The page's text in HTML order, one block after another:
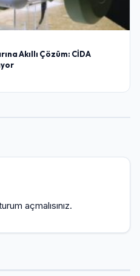
Akıllı Çözüm: CİDA
açmalısınız.